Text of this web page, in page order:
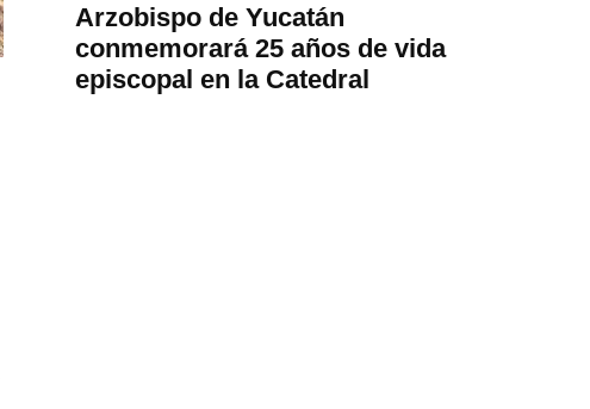
Arzobispo de Yucatán
conmemorará 25 años de vida
episcopal en la Catedral